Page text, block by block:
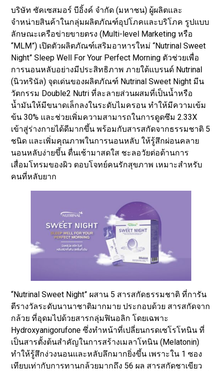
บริษัท ซัคเซสมอร์ บีอิ้งค์ จำกัด (มหาชน) ผู้ผลิตและ
จำหน่ายสินค้าในกลุ่มผลิตภัณฑ์อุปโภคและบริโภค รูปแบบ
ลักษณะเครือข่ายขายตรง (Multi-level Marketing หรือ
“MLM”) เปิดตัวผลิตภัณฑ์เสริมอาหารใหม่ “Nutrinal Sweet
Night” Sleep Well For Your Perfect Morning ตัวช่วยเพื่อ
การนอนหลับอย่างมีประสิทธิภาพ ภายใต้แบรนด์ Nutrinal
(นิวทรินัล) จุดเด่นของผลิตภัณฑ์ Nutrinal Sweet Night มีน
วัตกรรม Double2 Nutri ที่ละลายส่วนผสมที่เป็นน้ำหรือ
น้ำมันให้มีขนาดเล็กลงในระดับไมครอน ทำให้มีความเข้ม
ข้น 30% และช่วยเพิ่มความสามารถในการดูดซึม 2.33X
เข้าสู่ร่างกายได้ดีมากขึ้น พร้อมกับสารสกัดจากธรรมชาติ 5
ชนิด และเพิ่มคุณภาพในการนอนหลับ ให้รู้สึกผ่อนคลาย
นอนหลับง่ายขึ้น ตื่นเช้ามาสดใส ชะลอวัยต่อต้านการ
เสื่อมโทรมของผิว ตอบโจทย์คนรักสุขภาพ เหมาะสำหรับ
คนที่หลับยาก
“Nutrinal Sweet Night” ผสาน 5 สารสกัดธรรมชาติ ที่การัน
ตีรางวัลระดับนานาชาติมากมาย ประกอบด้วย สารสกัดจาก
กล้วย ที่อุดมไปด้วยสารกลุ่มฟินอลิก โดยเฉพาะ
Hydroxyanigorufone ซึ่งทำหน้าที่เปลี่ยนกรดเซโรโทนิน ที่
เป็นสารตั้งต้นสำคัญในการสร้างเมลาโทนิน (Melatonin)
ทำให้รู้สึกง่วงนอนและหลับลึกมากยิ่งขึ้น เพราะใน 1 ซอง
เทียบเท่ากับการทานกล้วยมากถึง 56 ผล สารสกัดชาเขียว